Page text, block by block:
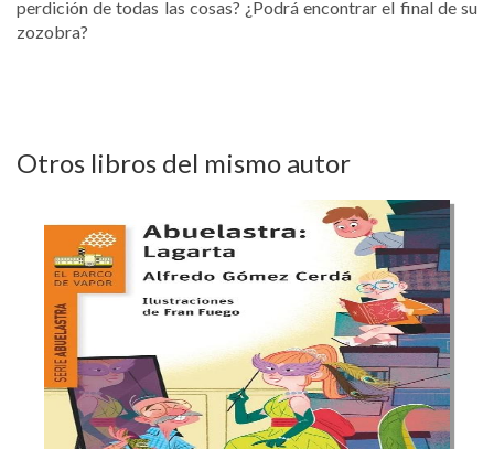
perdición de todas las cosas? ¿Podrá encontrar el final de su
zozobra?
Otros libros del mismo autor